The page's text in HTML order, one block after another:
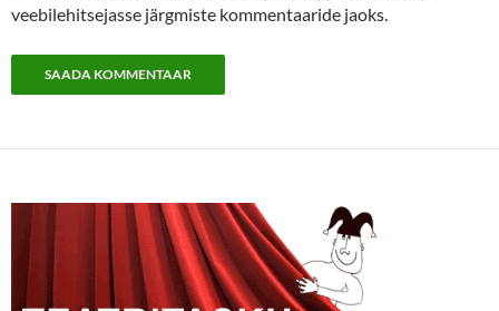
veebilehitsejasse järgmiste kommentaaride jaoks.